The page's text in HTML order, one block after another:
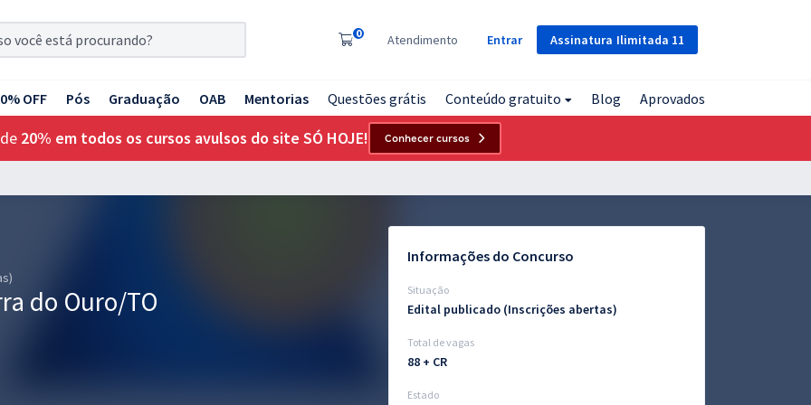
Assinatura Ilimitada 11
0 Atendimento Entrar
OFF Pós Graduação OAB Mentorias Questões grátis Conteúdo gratuito Blog Aprovados
20% em todos os cursos avulsos do site SÓ HOJE! Conhecer cursos
do Ouro/TO
Informações do Concurso
Situação
Edital publicado (Inscrições abertas)
Total de vagas
88 + CR
Estado